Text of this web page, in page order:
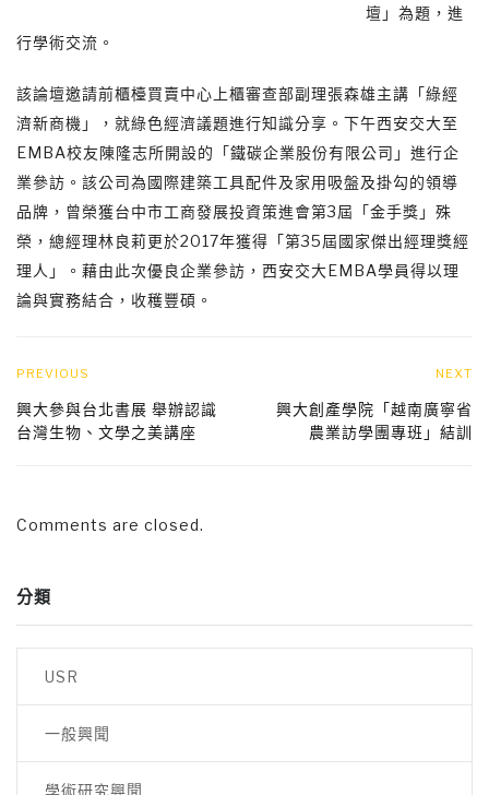
壇」為題，進
行學術交流。
該論壇邀請前櫃檯買賣中心上櫃審查部副理張森雄主講「綠經
濟新商機」，就綠色經濟議題進行知識分享。下午西安交大至
EMBA校友陳隆志所開設的「鐵碳企業股份有限公司」進行企
業參訪。該公司為國際建築工具配件及家用吸盤及掛勾的領導
品牌，曾榮獲台中市工商發展投資策進會第3屆「金手獎」殊
榮，總經理林良莉更於2017年獲得「第35屆國家傑出經理獎經
理人」。藉由此次優良企業參訪，西安交大EMBA學員得以理
論與實務結合，收穫豐碩。
PREVIOUS
興大參與台北書展 舉辦認識
台灣生物、文學之美講座
NEXT
興大創產學院「越南廣寧省
農業訪學團專班」結訓
Comments are closed.
分類
USR
一般興聞
學術研究興聞